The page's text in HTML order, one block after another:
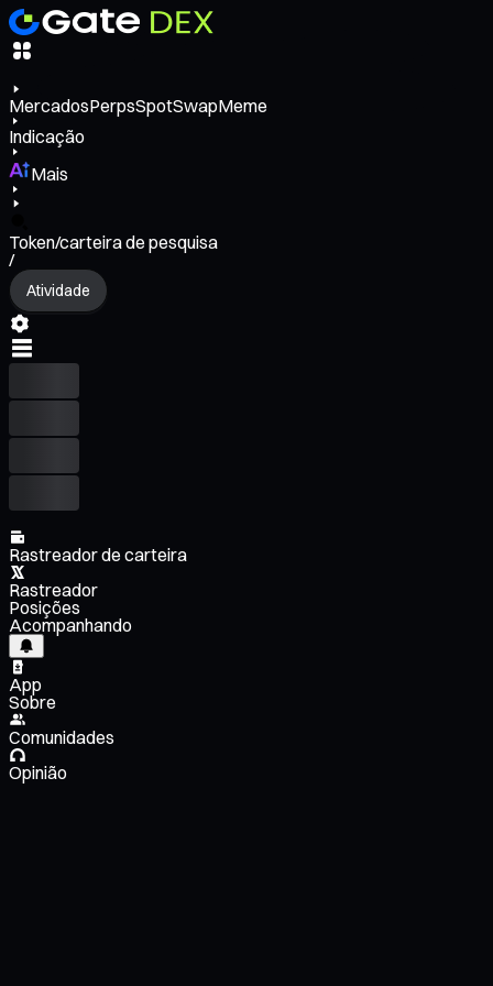
MercadosPerpsSpotSwapMeme
Indicação
Mais
Token/carteira de pesquisa
/
Atividade
Rastreador de carteira
Rastreador
Posições
Acompanhando
App
Sobre
Comunidades
Opinião